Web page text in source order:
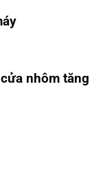
nhôm tăng